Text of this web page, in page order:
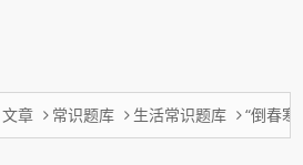
文章 常识题库 生活常识题库 “倒春寒